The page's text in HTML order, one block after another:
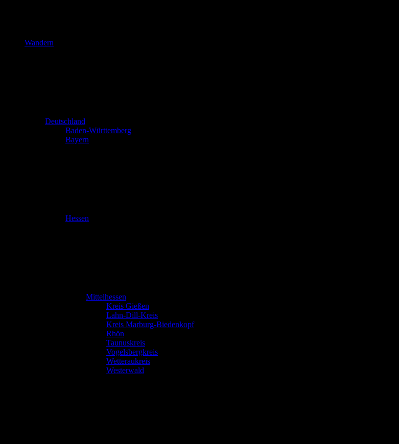
Wandern
Deutschland
Baden-Württemberg
Bayern
Hessen
Mittelhessen
Kreis Gießen
Lahn-Dill-Kreis
Kreis Marburg-Biedenkopf
Rhön
Taunuskreis
Vogelsbergkreis
Wetteraukreis
Westerwald